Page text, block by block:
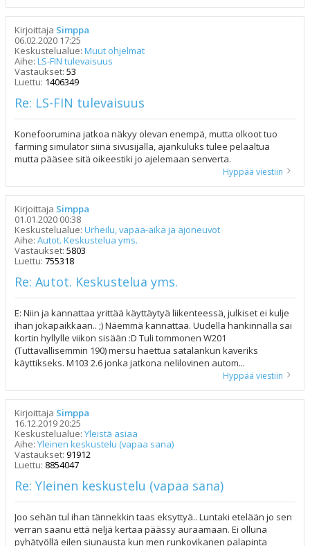
Kirjoittaja Simppa
06.02.2020 17:25
Keskustelualue: Muut ohjelmat
Aihe: LS-FIN tulevaisuus
Vastaukset: 53
Luettu: 1406349
Re: LS-FIN tulevaisuus
Konefoorumina jatkoa näkyy olevan enempä, mutta olkoot tuo
farming simulator siinä sivusijalla, ajankuluks tulee pelaaltua
mutta pääsee sitä oikeestiki jo ajelemaan senverta.
Hyppää viestiin
Kirjoittaja Simppa
01.01.2020 00:38
Keskustelualue: Urheilu, vapaa-aika ja ajoneuvot
Aihe: Autot. Keskustelua yms.
Vastaukset: 5803
Luettu: 755318
Re: Autot. Keskustelua yms.
E: Niin ja kannattaa yrittää käyttäytyä liikenteessä, julkiset ei kulje
ihan jokapaikkaan.. ;) Näemmä kannattaa. Uudella hankinnalla sai
kortin hyllylle viikon sisään :D Tuli tommonen W201
(Tuttavallisemmin 190) mersu haettua satalankun kaveriks
käyttikseks. M103 2.6 jonka jatkona nelilovinen autom...
Hyppää viestiin
Kirjoittaja Simppa
16.12.2019 20:25
Keskustelualue: Yleistä asiaa
Aihe: Yleinen keskustelu (vapaa sana)
Vastaukset: 91912
Luettu: 8854047
Re: Yleinen keskustelu (vapaa sana)
Joo sehän tul ihan tännekkin taas eksyttyä.. Luntaki etelään jo sen
verran saanu että neljä kertaa päässy auraamaan. Ei olluna
pyhätyöllä eilen siunausta kun men runkovikanen palapinta